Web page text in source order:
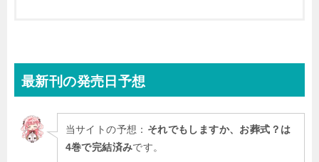
最新刊の発売日予想
当サイトの予想： それでもしますか、お葬式？は
4巻で完結済みです。